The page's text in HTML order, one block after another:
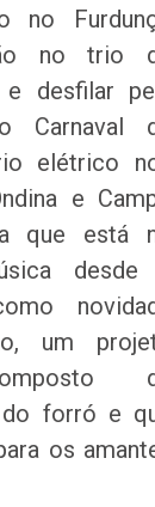
no
no trio
e desfilar
Carnaval
elétrico
e
que está
desde
um
do forró e
os